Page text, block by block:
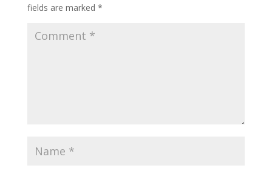
fields are marked *